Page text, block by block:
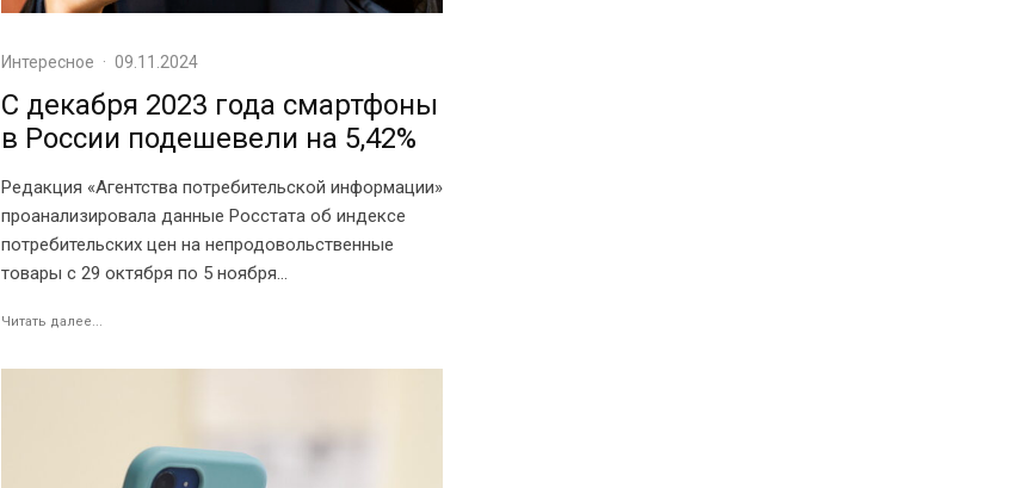
Интересное · 09.11.2024
С декабря 2023 года смартфоны
в России подешевели на 5,42%
Редакция «Агентства потребительской информации»
проанализировала данные Росстата об индексе
потребительских цен на непродовольственные
товары с 29 октября по 5 ноября...
Читать далее...